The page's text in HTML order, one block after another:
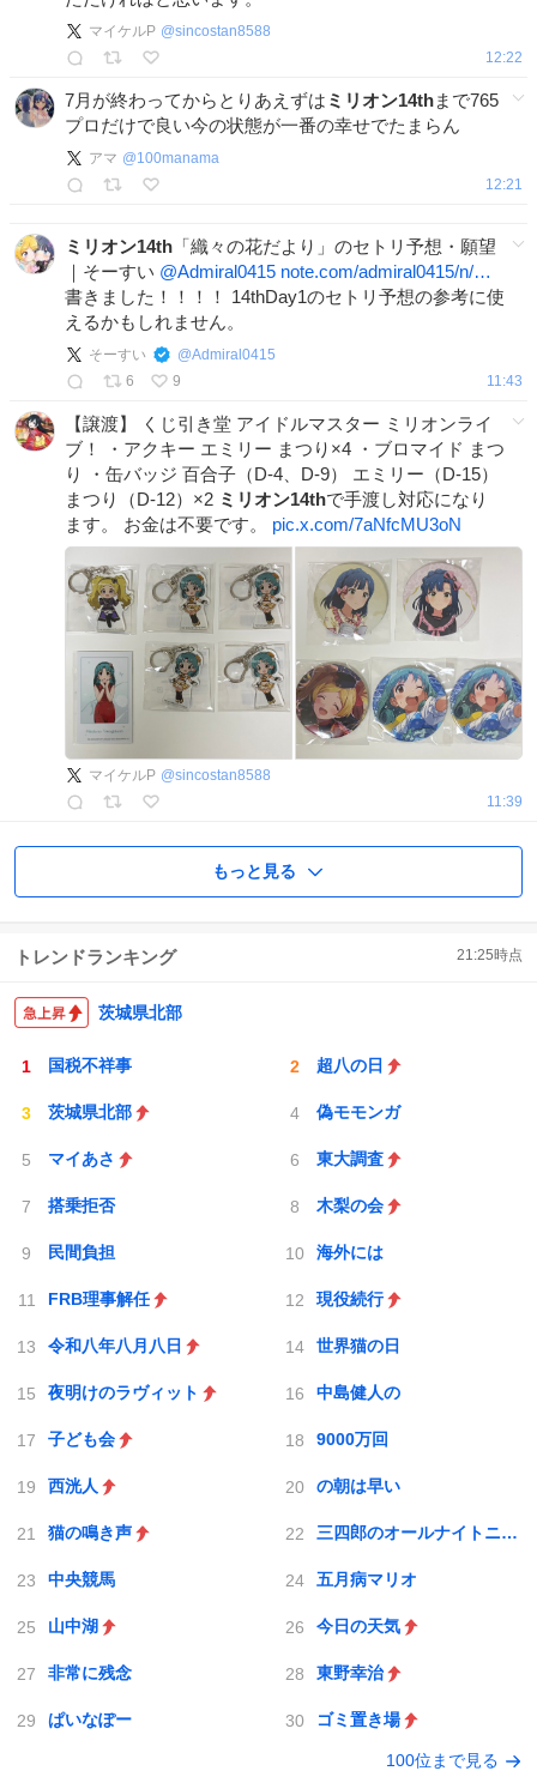
マイケルP @sincostan8588
12:22
7月が終わってからとりあえずは ミリオン14thまで765
プロだけで良い今の状態が一番の幸せでたまらん
アマ @100manama
12:21
ミリオン14th 「織々の花だより」のセトリ予想・願望
｜そーすい @Admiral0415 note.com/admiral0415/n/…
書きました！！！！ 14thDay1のセトリ予想の参考に使
えるかもしれません。
そーすい @Admiral0415
6
9 11:43
【譲渡】 くじ引き堂 アイドルマスター ミリオンライ
ブ！ ・アクキー エミリー まつり×4 ・ブロマイド まつ
り ・缶バッジ 百合子（D-4、D-9） エミリー（D-15）
まつり（D-12）×2 ミリオン14thで手渡し対応になり
ます。 お金は不要です。 pic.x.com/7aNfcMU3oN
マイケルP @sincostan8588
11:39
もっと見る
トレンドランキング 21:25時点
茨城県北部
国税不祥事 超八の日
茨城県北部 偽モモンガ
マイあさ 東大調査
搭乗拒否 木梨の会
民間負担 海外には
FRB理事解任 現役続行
令和八年八月八日 世界猫の日
夜明けのラヴィット 中島健人の
子ども会 9000万回
西洸人 の朝は早い
猫の鳴き声 三四郎のオールナイトニッポン0
中央競馬 五月病マリオ
山中湖 今日の天気
非常に残念 東野幸治
ぱいなぽー ゴミ置き場
100位まで見る